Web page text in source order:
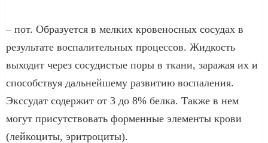
– пот. Образуется в мелких кровеносных сосудах в
результате воспалительных процессов. Жидкость
выходит через сосудистые поры в ткани, заражая их и
способствуя дальнейшему развитию воспаления.
Экссудат содержит от 3 до 8% белка. Также в нем
могут присутствовать форменные элементы крови
(лейкоциты, эритроциты).